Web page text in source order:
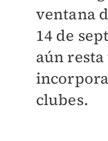
ventana
14 de
aún
clubes.